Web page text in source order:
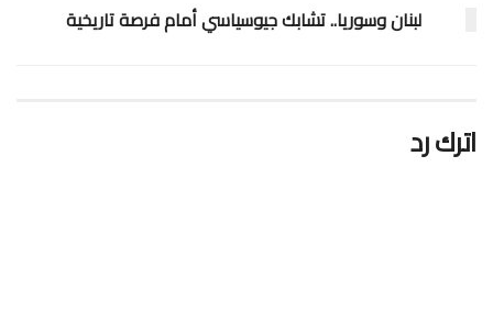
لبنان وسوريا.. تشابك جيوسياسي أمام فرصة تاريخية
اترك رد